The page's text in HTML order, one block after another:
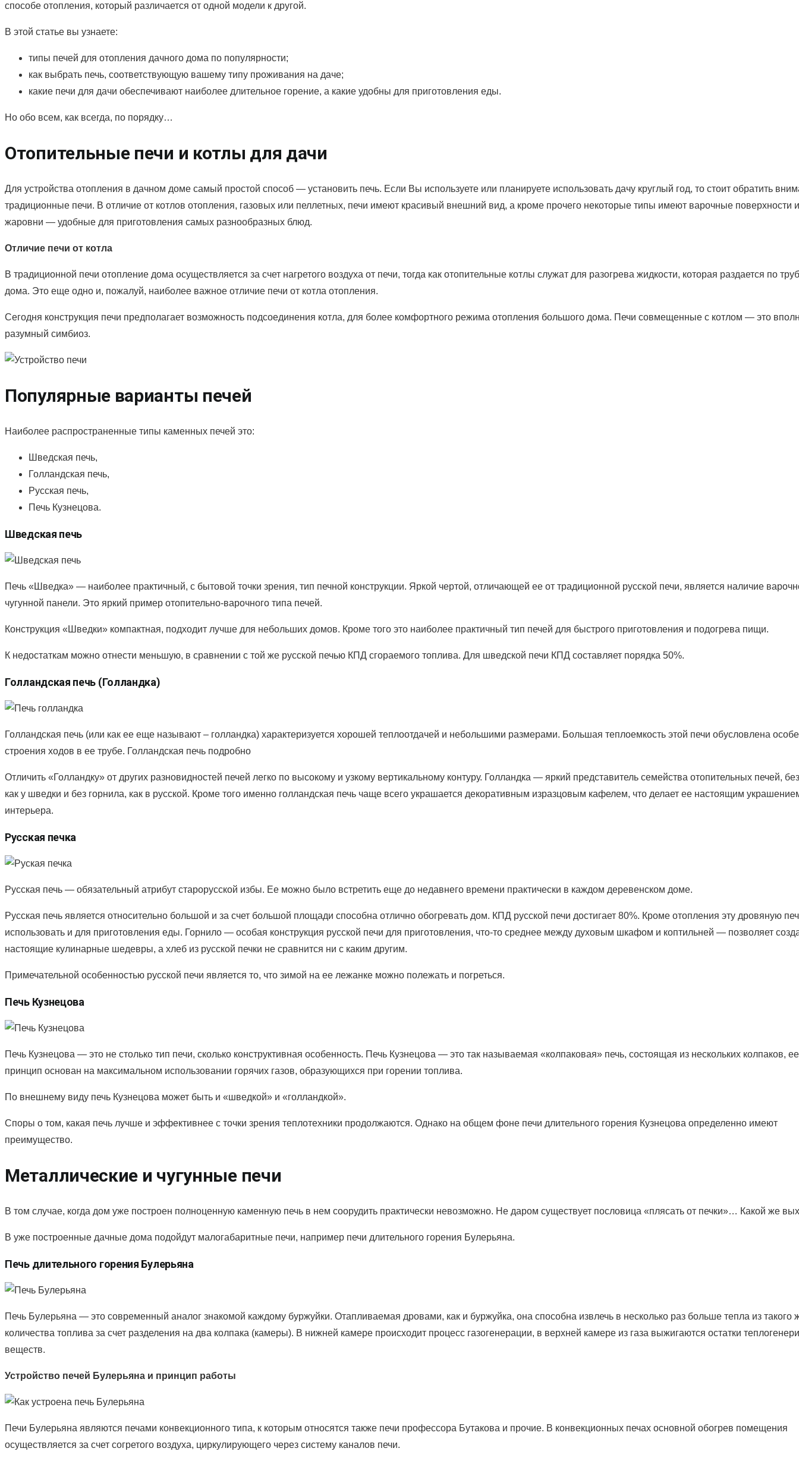
способе отопления, который различается от одной модели к другой.
В этой статье вы узнаете:
типы печей для отопления дачного дома по популярности;
как выбрать печь, соответствующую вашему типу проживания на даче;
какие печи для дачи обеспечивают наиболее длительное горение, а какие удобны для приготовления еды.
Но обо всем, как всегда, по порядку…
Отопительные печи и котлы для дачи
Для устройства отопления в дачном доме самый простой способ — установить печь. Если Вы используете или планируете использовать дачу круглый год, то стоит обратить
традиционные печи. В отличие от котлов отопления, газовых или пеллетных, печи имеют красивый внешний вид, а кроме прочего некоторые типы имеют варочные поверхности
жаровни — удобные для приготовления самых разнообразных блюд.
Отличие печи от котла
В традиционной печи отопление дома осуществляется за счет нагретого воздуха от печи, тогда как отопительные котлы служат для разогрева жидкости, которая раздается по
дома. Это еще одно и, пожалуй, наиболее важное отличие печи от котла отопления.
Сегодня конструкция печи предполагает возможность подсоединения котла, для более комфортного режима отопления большого дома. Печи совмещенные с котлом — это
разумный симбиоз.
Популярные варианты печей
Наиболее распространенные типы каменных печей это:
Шведская печь,
Голландская печь,
Русская печь,
Печь Кузнецова.
Шведская печь
Печь «Шведка» — наиболее практичный, с бытовой точки зрения, тип печной конструкции. Яркой чертой, отличающей ее от традиционной русской печи, является наличие
чугунной панели. Это яркий пример отопительно-варочного типа печей.
Конструкция «Шведки» компактная, подходит лучше для небольших домов. Кроме того это наиболее практичный тип печей для быстрого приготовления и подогрева пищи.
К недостаткам можно отнести меньшую, в сравнении с той же русской печью КПД сгораемого топлива. Для шведской печи КПД составляет порядка 50%.
Голландская печь (Голландка)
Голландская печь (или как ее еще называют – голландка) характеризуется хорошей теплоотдачей и небольшими размерами. Большая теплоемкость этой печи обусловлена
строения ходов в ее трубе. Голландская печь подробно
Отличить «Голландку» от других разновидностей печей легко по высокому и узкому вертикальному контуру. Голландка — яркий представитель семейства отопительных печей,
как у шведки и без горнила, как в русской. Кроме того именно голландская печь чаще всего украшается декоративным изразцовым кафелем, что делает ее настоящим
интерьера.
Русская печка
Русская печь — обязательный атрибут старорусской избы. Ее можно было встретить еще до недавнего времени практически в каждом деревенском доме.
Русская печь является относительно большой и за счет большой площади способна отлично обогревать дом. КПД русской печи достигает 80%. Кроме отопления эту дровяную
использовать и для приготовления еды. Горнило — особая конструкция русской печи для приготовления, что-то среднее между духовым шкафом и коптильней — позволяет
настоящие кулинарные шедевры, а хлеб из русской печки не сравнится ни с каким другим.
Примечательной особенностью русской печи является то, что зимой на ее лежанке можно полежать и погреться.
Печь Кузнецова
Печь Кузнецова — это не столько тип печи, сколько конструктивная особенность. Печь Кузнецова — это так называемая «колпаковая» печь, состоящая из нескольких колпаков, ее
принцип основан на максимальном использовании горячих газов, образующихся при горении топлива.
По внешнему виду печь Кузнецова может быть и «шведкой» и «голландкой».
Споры о том, какая печь лучше и эффективнее с точки зрения теплотехники продолжаются. Однако на общем фоне печи длительного горения Кузнецова определенно имеют
преимущество.
Металлические и чугунные печи
В том случае, когда дом уже построен полноценную каменную печь в нем соорудить практически невозможно. Не даром существует пословица «плясать от печки»… Какой же
В уже построенные дачные дома подойдут малогабаритные печи, например печи длительного горения Булерьяна.
Печь длительного горения Булерьяна
Печь Булерьяна — это современный аналог знакомой каждому буржуйки. Отапливаемая дровами, как и буржуйка, она способна извлечь в несколько раз больше тепла из такого
количества топлива за счет разделения на два колпака (камеры). В нижней камере происходит процесс газогенерации, в верхней камере из газа выжигаются остатки
веществ.
Устройство печей Булерьяна и принцип работы
Печи Булерьяна являются печами конвекционного типа, к которым относятся также печи профессора Бутакова и прочие. В конвекционных печах основной обогрев помещения
осуществляется за счет согретого воздуха, циркулирующего через систему каналов печи.